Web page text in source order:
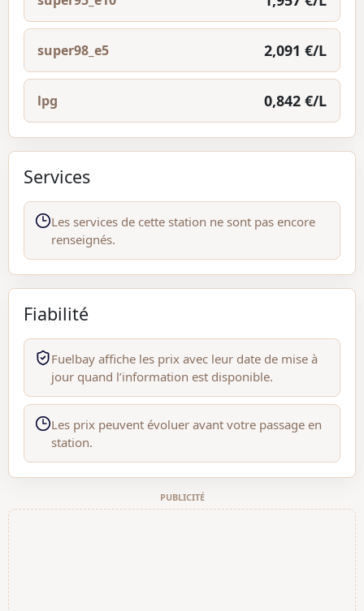
super98_e5 2,091 €/L
lpg 0,842 €/L
Services
Les services de cette station ne sont pas encore
renseignés.
Fiabilité
Fuelbay affiche les prix avec leur date de mise à
jour quand l’information est disponible.
Les prix peuvent évoluer avant votre passage en
station.
PUBLICITÉ